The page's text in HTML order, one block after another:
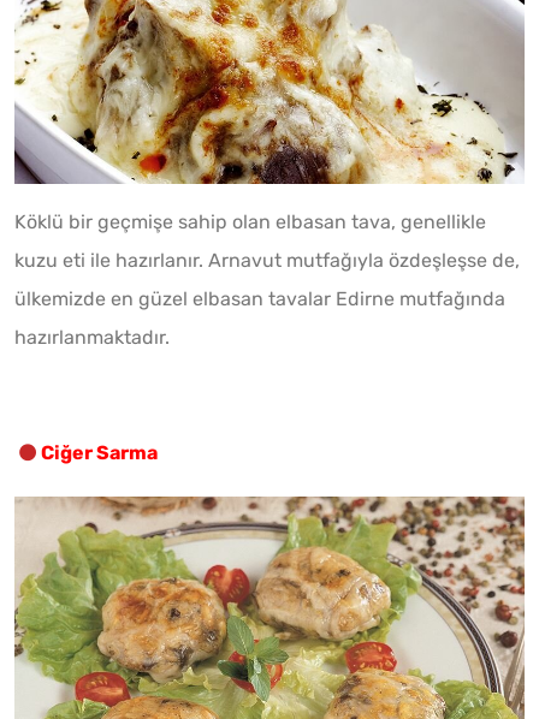
Köklü bir geçmişe sahip olan elbasan tava, genellikle
kuzu eti ile hazırlanır. Arnavut mutfağıyla özdeşleşse de,
ülkemizde en güzel elbasan tavalar Edirne mutfağında
hazırlanmaktadır.
Ciğer Sarma